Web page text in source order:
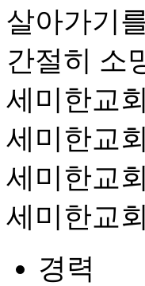
살아가기
간절히 소
세미한교
세미한교
세미한교
세미한교
경력